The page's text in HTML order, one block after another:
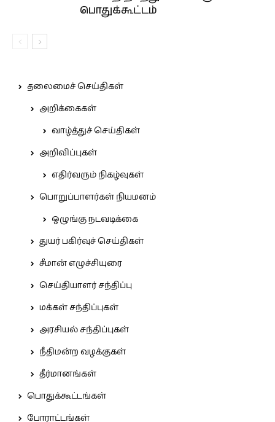
பொதுக்கூட்டம்
தலைமைச் செய்திகள்
அறிக்கைகள்
வாழ்த்துச் செய்திகள்
அறிவிப்புகள்
எதிர்வரும் நிகழ்வுகள்
பொறுப்பாளர்கள் நியமனம்
ஒழுங்கு நடவடிக்கை
துயர் பகிர்வுச் செய்திகள்
சீமான் எழுச்சியுரை
செய்தியாளர் சந்திப்பு
மக்கள் சந்திப்புகள்
அரசியல் சந்திப்புகள்
நீதிமன்ற வழக்குகள்
தீர்மானங்கள்
பொதுக்கூட்டங்கள்
போராட்டங்கள்